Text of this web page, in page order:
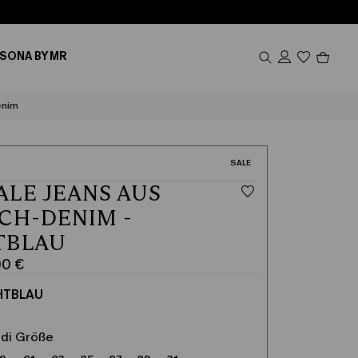
BY MR
KATEGORIE:
SALE
JEANS AUS
DENIM -
€
Größe